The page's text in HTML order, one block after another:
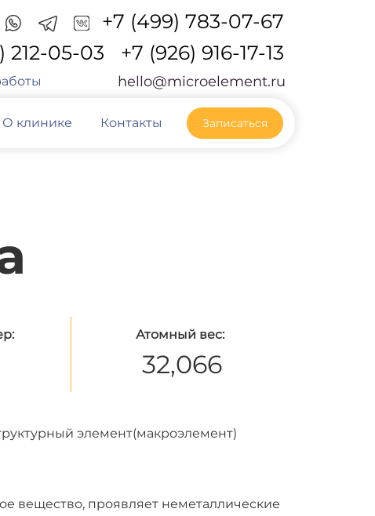
+7 (499) 783-07-67
212-05-03
+7 (926) 916-17-13
hello@microelement.ru
О клинике Контакты Записаться
Атомный вес:
32,066
элемент(макроэлемент)
вещество, проявляет неметаллические